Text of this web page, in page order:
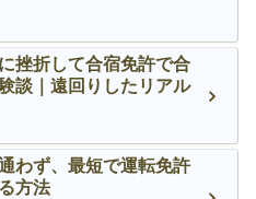
挫折して合宿免許で合
談｜遠回りしたリアル
わず、最短で運転免許
方法